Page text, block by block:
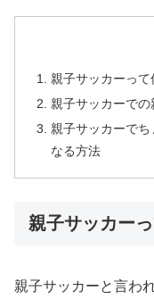
親子サッカーって
親子サッカーでの
親子サッカーで
なる方法
親子サッカー
親子サッカーと言わ